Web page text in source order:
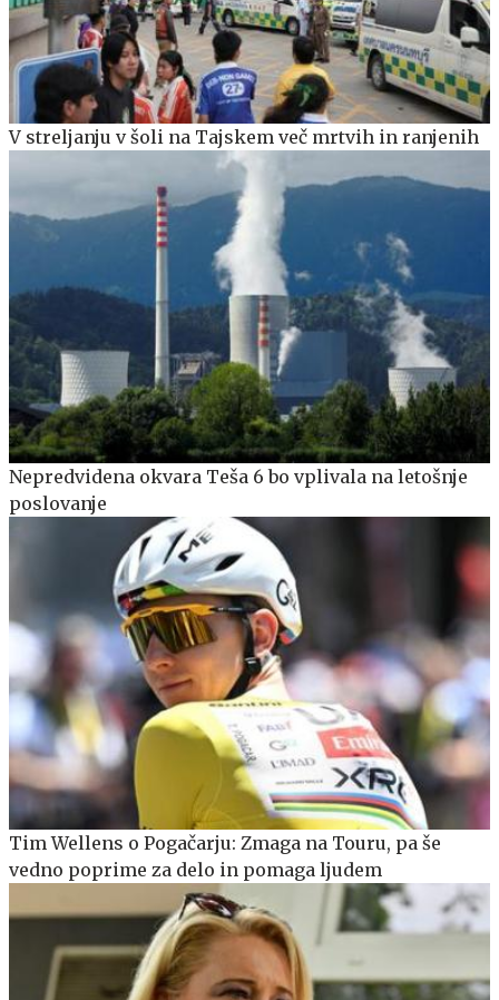
V streljanju v šoli na Tajskem več mrtvih in ranjenih
Nepredvidena okvara Teša 6 bo vplivala na letošnje
poslovanje
Tim Wellens o Pogačarju: Zmaga na Touru, pa še
vedno poprime za delo in pomaga ljudem